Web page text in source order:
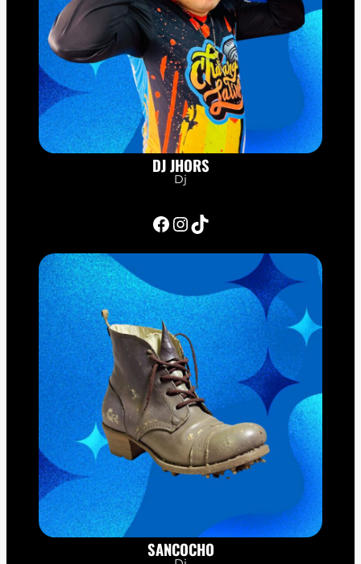
DJ JHORS
Dj
Facebook InstagramTikTok
SANCOCHO